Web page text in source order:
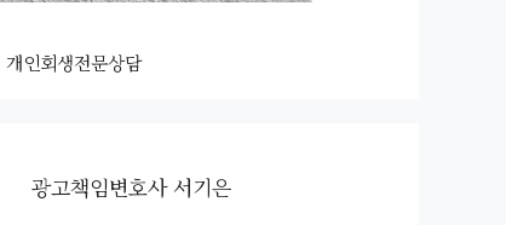
개인회생전문상담
광고책임변호사 서기은